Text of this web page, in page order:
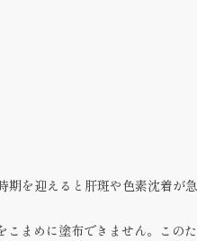
期を迎えると 肝斑や色素沈着が
こまめに塗布できません。この